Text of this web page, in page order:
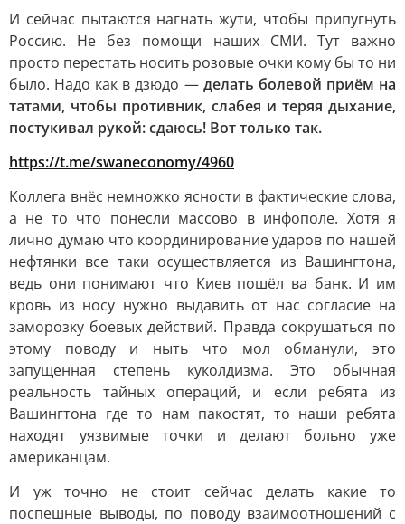
И сейчас пытаются нагнать жути, чтобы припугнуть
Россию. Не без помощи наших СМИ. Тут важно
просто перестать носить розовые очки кому бы то ни
было. Надо как в дзюдо — делать болевой приём на
татами, чтобы противник, слабея и теряя дыхание,
постукивал рукой: сдаюсь! Вот только так.
https://t.me/swaneconomy/4960
Коллега внёс немножко ясности в фактические слова,
а не то что понесли массово в инфополе. Хотя я
лично думаю что координирование ударов по нашей
нефтянки все таки осуществляется из Вашингтона,
ведь они понимают что Киев пошёл ва банк. И им
кровь из носу нужно выдавить от нас согласие на
заморозку боевых действий. Правда сокрушаться по
этому поводу и ныть что мол обманули, это
запущенная степень куколдизма. Это обычная
реальность тайных операций, и если ребята из
Вашингтона где то нам пакостят, то наши ребята
находят уязвимые точки и делают больно уже
американцам.
И уж точно не стоит сейчас делать какие то
поспешные выводы, по поводу взаимоотношений с